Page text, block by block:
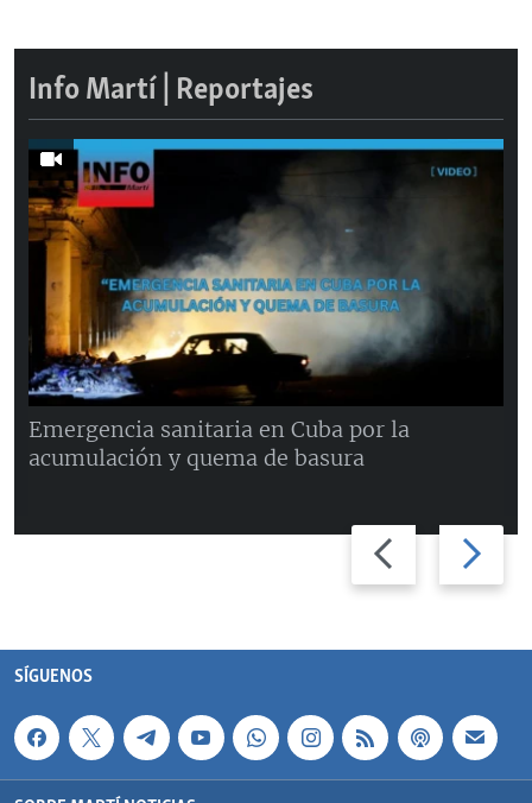
Info Martí | Reportajes
Previous
slide
Next
slide
Emergencia sanitaria en Cuba por la
acumulación y quema de basura
SÍGUENOS